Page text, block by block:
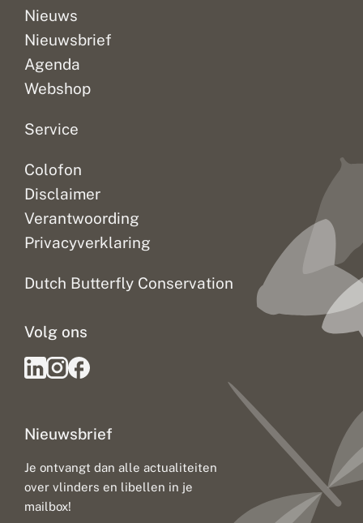
Nieuws
Nieuwsbrief
Agenda
Webshop
Service
Colofon
Disclaimer
Verantwoording
Privacyverklaring
Dutch Butterfly Conservation
Nieuwsbrief
Je ontvangt dan alle actualiteiten
over vlinders en libellen in je
mailbox!
Volg ons